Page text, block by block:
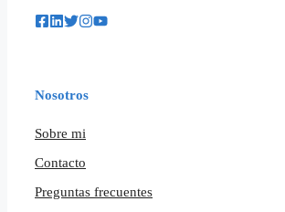
Nosotros
Sobre mi
Contacto
Preguntas frecuentes